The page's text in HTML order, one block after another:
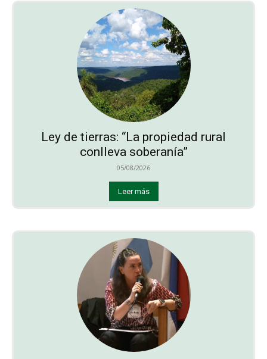
Ley de tierras: “La propiedad rural
conlleva soberanía”
05/08/2026
Leer más